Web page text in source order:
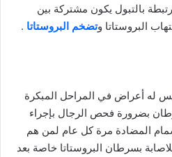
بالتبول يكون مشتركة بين
البروستاتا وتضخم البروستاتا .
له أعراض في المراحل المبكرة
بضرورة فحص الرجال بإجراء
المضادة مرة كل عام لمن هم
بسرطان البروستاتا خاصة بعد